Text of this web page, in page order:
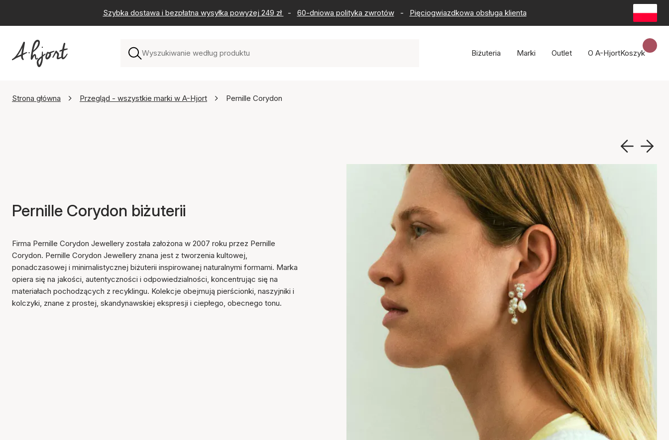
Szybka dostawa i bezpłatna wysyłka powyżej 249 zł - 60-dniowa polityka zwrotów - Pięciogwiazdkowa obsługa klienta
Biżuteria Marki Outlet O A-HjortKoszyk
Strona główna Przegląd - wszystkie marki w A-Hjort Pernille Corydon
Pernille Corydon biżuterii
Firma Pernille Corydon Jewellery została założona w 2007 roku przez Pernille
Corydon. Pernille Corydon Jewellery znana jest z tworzenia kultowej,
ponadczasowej i minimalistycznej biżuterii inspirowanej naturalnymi formami. Marka
opiera się na jakości, autentyczności i odpowiedzialności, koncentrując się na
materiałach pochodzących z recyklingu. Kolekcje obejmują pierścionki, naszyjniki i
kolczyki, znane z prostej, skandynawskiej ekspresji i ciepłego, obecnego tonu.